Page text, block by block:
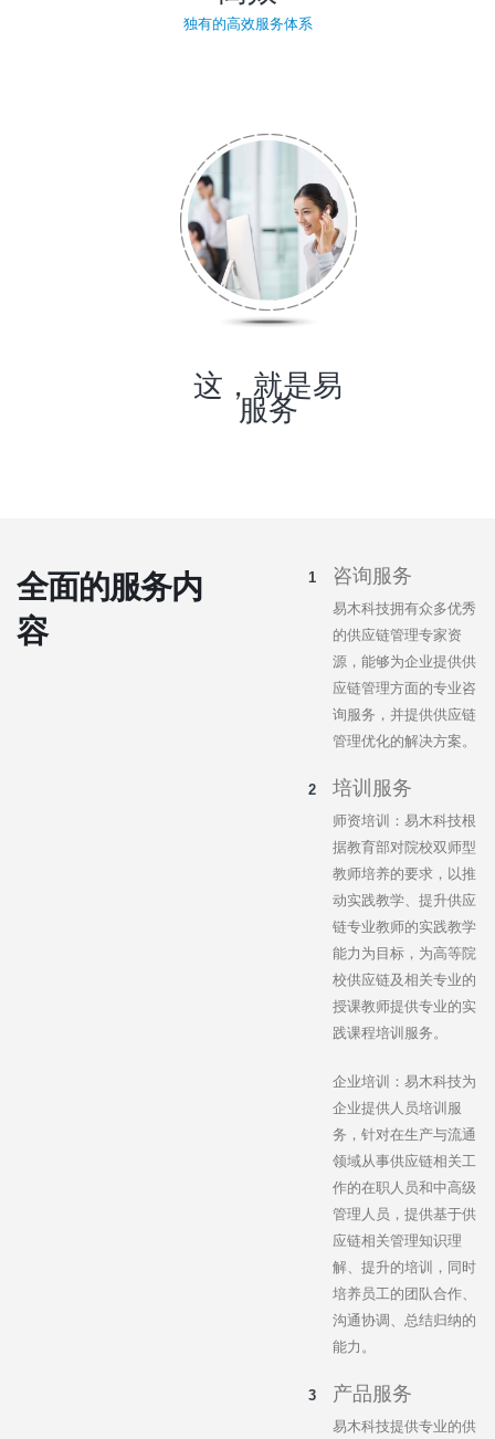
独有的高效服务体系
这，就是易
服务
全面的服务内
容
咨询服务
易木科技拥有众多优秀
的供应链管理专家资
源，能够为企业提供供
应链管理方面的专业咨
询服务，并提供供应链
管理优化的解决方案。
培训服务
师资培训：易木科技根
据教育部对院校双师型
教师培养的要求，以推
动实践教学、提升供应
链专业教师的实践教学
能力为目标，为高等院
校供应链及相关专业的
授课教师提供专业的实
践课程培训服务。
企业培训：易木科技为
企业提供人员培训服
务，针对在生产与流通
领域从事供应链相关工
作的在职人员和中高级
管理人员，提供基于供
应链相关管理知识理
解、提升的培训，同时
培养员工的团队合作、
沟通协调、总结归纳的
能力。
产品服务
易木科技提供专业的供